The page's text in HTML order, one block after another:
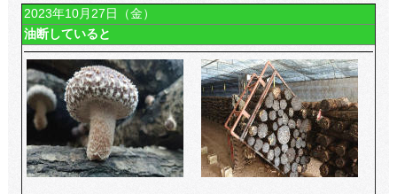
2023年10月27日（金）
油断していると